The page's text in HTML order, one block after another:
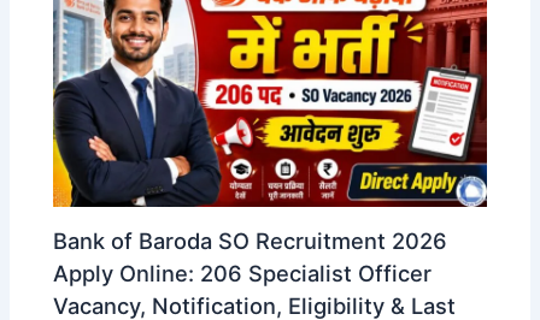
Bank of Baroda SO Recruitment 2026
Apply Online: 206 Specialist Officer
Vacancy, Notification, Eligibility & Last